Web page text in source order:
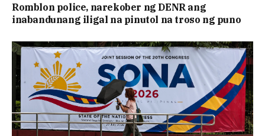
Romblon police, narekober ng DENR ang
inabandunang iligal na pinutol na troso ng puno